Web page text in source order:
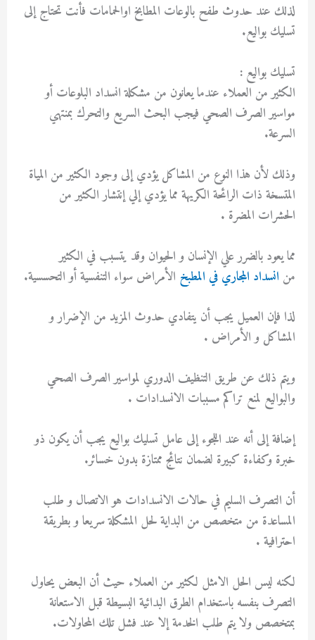
لذلك عند حدوث طفح بالوعات المطابخ اوالحمامات فأنت تحتاج إلى
تسليك بواليع.
تسليك بواليع :
الكثير من العملاء عندما يعانون من مشكلة انسداد البلوعات أو
مواسير الصرف الصحي فيجب البحث السريع والتحرك بمنتهي
السرعة.
وذلك لأن هذا النوع من المشاكل يؤدي إلى وجود الكثير من المياة
المتسخة ذات الرائحة الكريهة مما يؤدي إلي إنتشار الكثير من
الحشرات المضرة .
مما يعود بالضرر علي الإنسان و الحيوان وقد يتسبب في الكثير
من انسداد المجاري في المطبخ الأمراض سواء التنفسية أو التحسسية.
لذا فإن العميل يجب أن يتفادي حدوث المزيد من الإضرار و
المشاكل و الأمراض .
ويتم ذلك عن طريق التنظيف الدوري لمواسير الصرف الصحي
والبواليع لمنع تراكم مسببات الانسدادات .
إضافة إلى أنه عند اللجوء إلى عامل تسليك بواليع يجب أن يكون ذو
خبرة وكفاءة كبيرة لضمان نتائج ممتازة بدون خسائر.
أن التصرف السليم في حالات الانسدادات هو الاتصال و طلب
المساعدة من متخصص من البداية لحل المشكلة سريعا و بطريقة
احترافية .
لكنه ليس الحل الامثل لكثير من العملاء حيث أن البعض يحاول
التصرف بنفسه باستخدام الطرق البدائية البسيطة قبل الاستعانة
بمتخصص ولا يتم طلب الخدمة إلا عند فشل تلك المحاولات.